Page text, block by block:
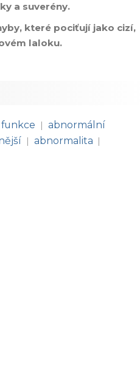
a suverény.
které pociťují jako cizí,
laloku.
| abnormální
| abnormalita |